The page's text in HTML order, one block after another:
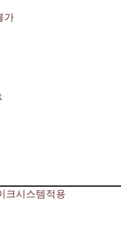
가
크시스템적용